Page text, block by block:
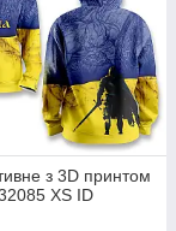
з 3D принтом
XS ID